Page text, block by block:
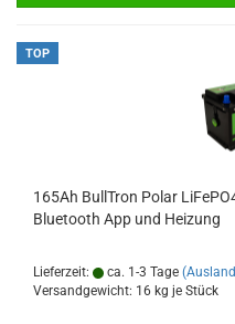
TOP
165Ah BullTron Polar
Bluetooth App und Heizung
Lieferzeit: ca. 1-3 Tage
Versandgewicht: 16 kg je Stück